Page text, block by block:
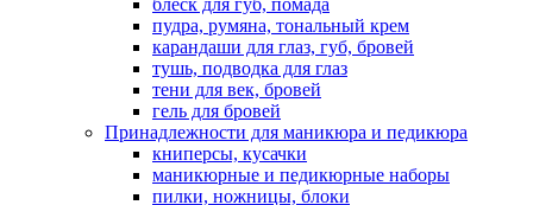
пудра, румяна, тональный крем
карандаши для глаз, губ, бровей
тушь, подводка для глаз
тени для век, бровей
гель для бровей
Принадлежности для маникюра и педикюра
книперсы, кусачки
маникюрные и педикюрные наборы
пилки, ножницы, блоки